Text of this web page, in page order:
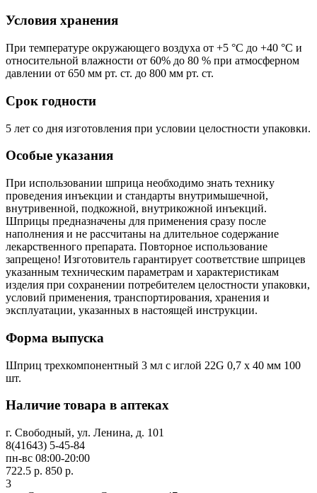
Условия хранения
При температуре окружающего воздуха от +5 °С до +40 °С и
относительной влажности от 60% до 80 % при атмосферном
давлении от 650 мм рт. ст. до 800 мм рт. ст.
Срок годности
5 лет со дня изготовления при условии целостности упаковки.
Особые указания
При использовании шприца необходимо знать технику
проведения инъекции и стандарты внутримышечной,
внутривенной, подкожной, внутрикожной инъекций.
Шприцы предназначены для применения сразу после
наполнения и не рассчитаны на длительное содержание
лекарственного препарата. Повторное использование
запрещено! Изготовитель гарантирует соответствие шприцев
указанным техническим параметрам и характеристикам
изделия при сохранении потребителем целостности упаковки,
условий применения, транспортирования, хранения и
эксплуатации, указанных в настоящей инструкции.
Форма выпуска
Шприц трехкомпонентный 3 мл с иглой 22G 0,7 x 40 мм 100
шт.
Наличие товара в аптеках
г. Свободный, ул. Ленина, д. 101
8(41643) 5-45-84
пн-вс 08:00-20:00
722.5 р. 850 р.
3